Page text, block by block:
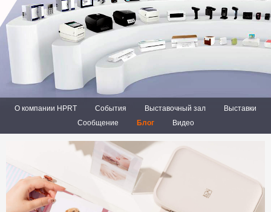
О компании HPRT События Выставочный зал
Выставки
Сообщение
Блог Видео